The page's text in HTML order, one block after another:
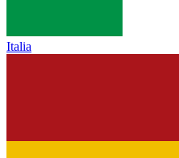
Italia